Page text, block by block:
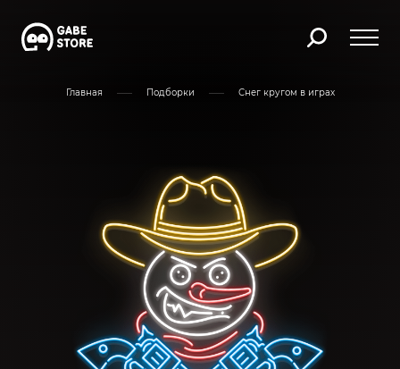
Главная Подборки Снег кругом в играх